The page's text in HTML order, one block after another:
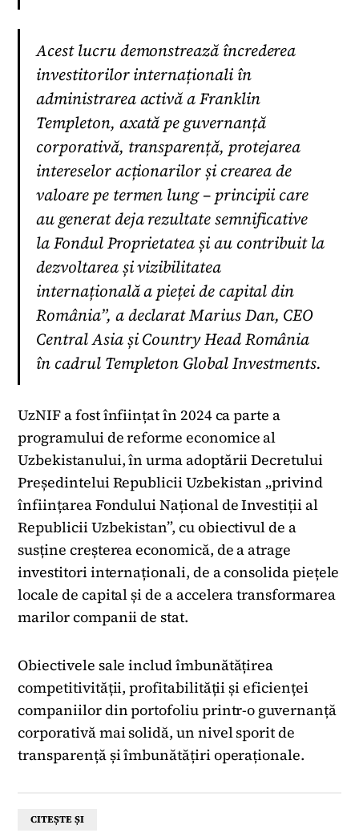
Acest lucru demonstrează încrederea
investitorilor internaționali în
administrarea activă a Franklin
Templeton, axată pe guvernanță
corporativă, transparență, protejarea
intereselor acționarilor și crearea de
valoare pe termen lung – principii care
au generat deja rezultate semnificative
la Fondul Proprietatea și au contribuit la
dezvoltarea și vizibilitatea
internațională a pieței de capital din
România”, a declarat Marius Dan, CEO
Central Asia și Country Head România
în cadrul Templeton Global Investments.
UzNIF a fost înființat în 2024 ca parte a
programului de reforme economice al
Uzbekistanului, în urma adoptării Decretului
Președintelui Republicii Uzbekistan „privind
înființarea Fondului Național de Investiții al
Republicii Uzbekistan”, cu obiectivul de a
susține creșterea economică, de a atrage
investitori internaționali, de a consolida piețele
locale de capital și de a accelera transformarea
marilor companii de stat.
Obiectivele sale includ îmbunătățirea
competitivității, profitabilității și eficienței
companiilor din portofoliu printr-o guvernanță
corporativă mai solidă, un nivel sporit de
transparență și îmbunătățiri operaționale.
CITEȘTE ȘI